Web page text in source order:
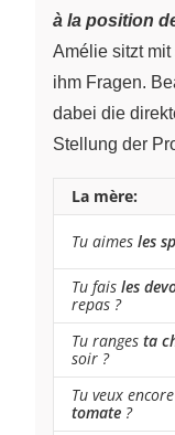
à la position
Amélie sitzt
ihm Fragen.
dabei die
Stellung der
La mère:
Tu aimes les
Tu fais les
repas ?
Tu ranges ta
soir ?
Tu veux
tomate ?